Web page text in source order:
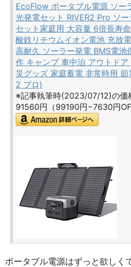
EcoFlow ポータブル電源 ソー
光発電セット RIVER2 Pro ソ
セット家庭用 大容量 6倍長寿
酸鉄リチウムイオン電池 充放
高耐久 ソーラー発電 BMS電池
作 キャンプ 車中泊 アウトド
災グッズ 家庭蓄電 非常時用
2 プロ)
※記事執筆時(2023/07/12)の
91560円（99190円−7630円
ポータブル電源はずっと欲しく